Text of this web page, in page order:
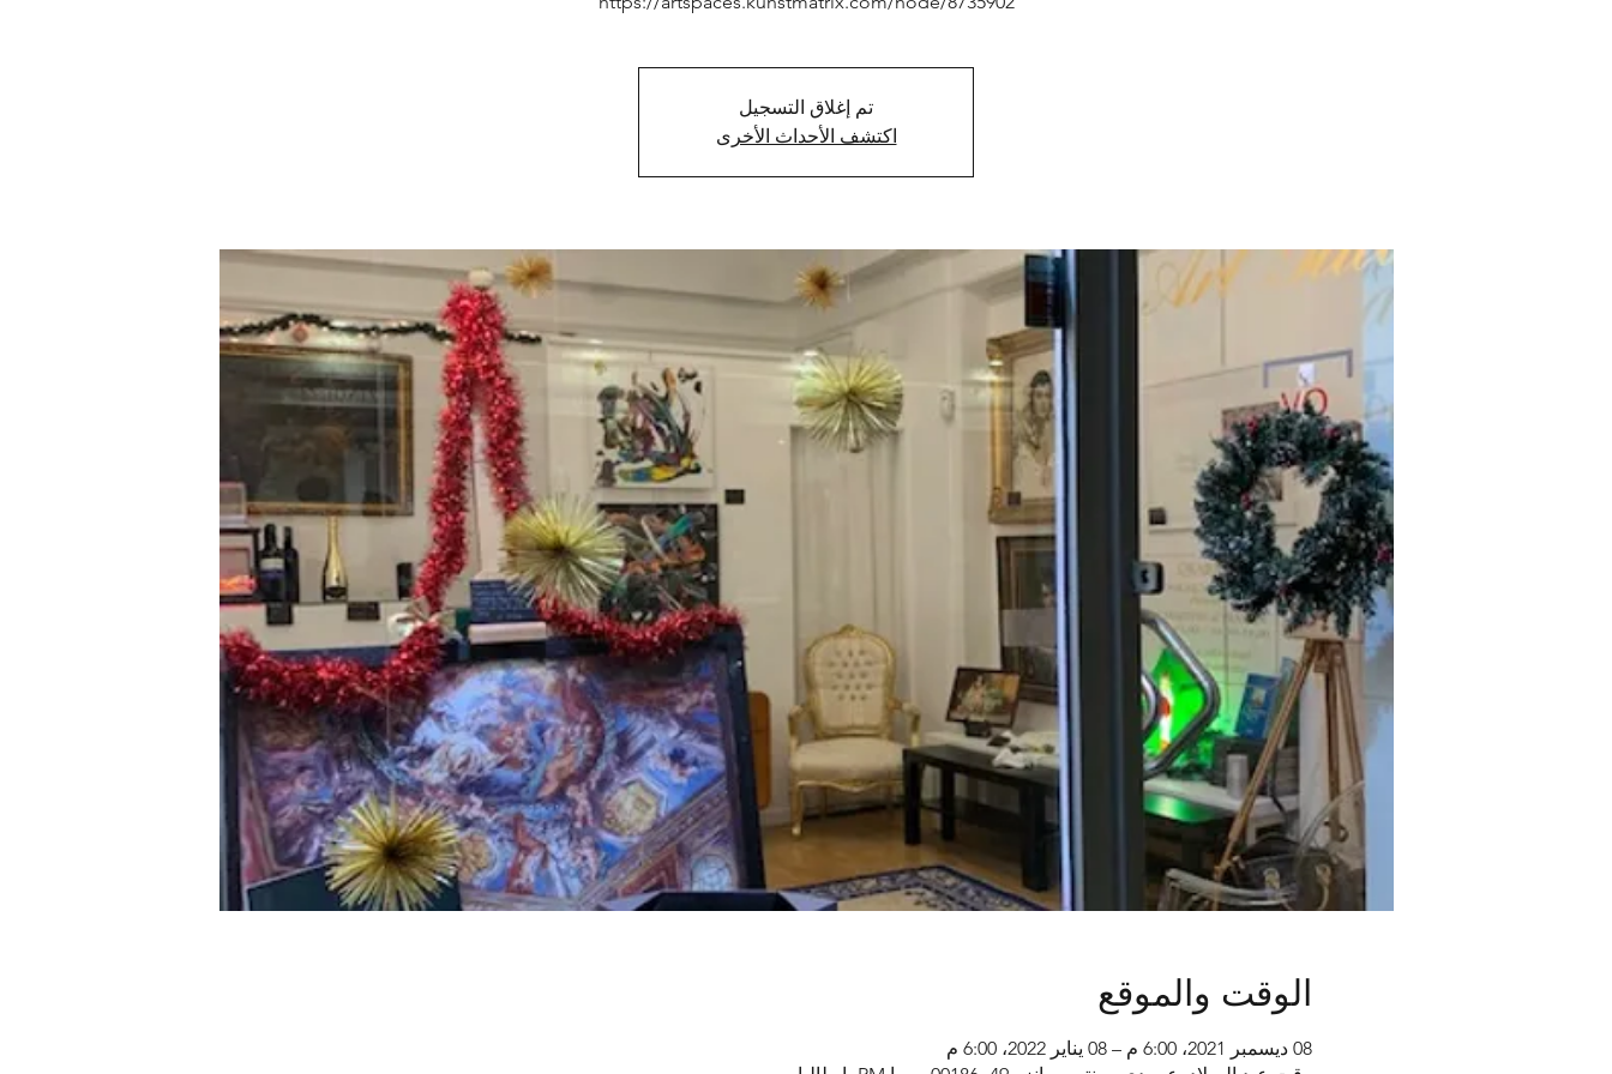
تم إغلاق التسجيل
اكتشف الأحداث الأخرى
الوقت والموقع
08 ديسمبر 2021، 6:00 م – 08 يناير 2022، 6:00 م